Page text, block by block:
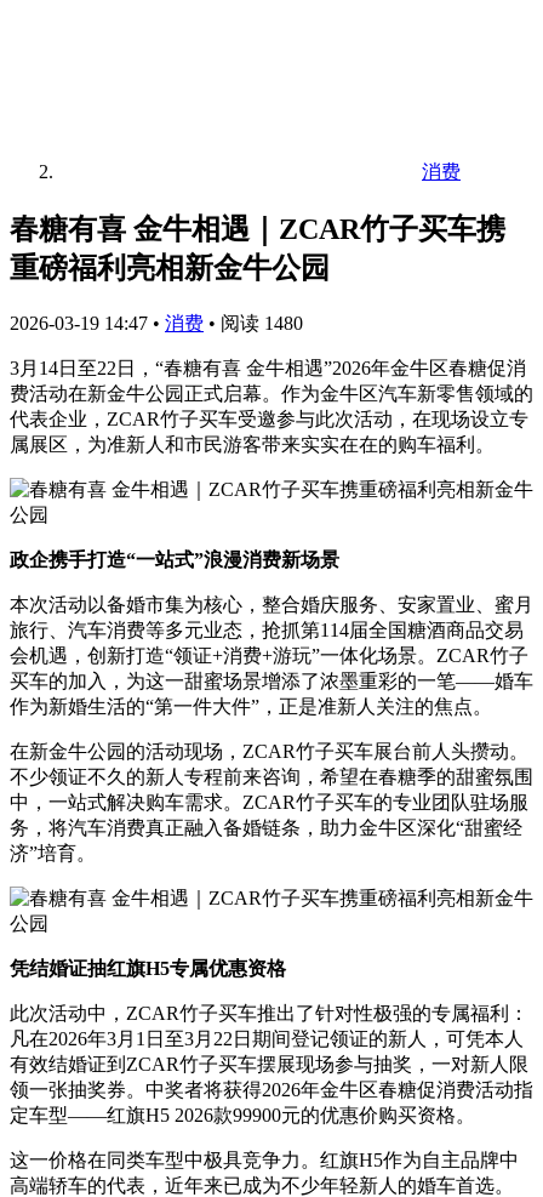
消费
春糖有喜 金牛相遇｜ZCAR竹子买车携
重磅福利亮相新金牛公园
2026-03-19 14:47 • 消费 • 阅读 1480
3月14日至22日，“春糖有喜 金牛相遇”2026年金牛区春糖促消
费活动在新金牛公园正式启幕。作为金牛区汽车新零售领域的
代表企业，ZCAR竹子买车受邀参与此次活动，在现场设立专
属展区，为准新人和市民游客带来实实在在的购车福利。
政企携手打造“一站式”浪漫消费新场景
本次活动以备婚市集为核心，整合婚庆服务、安家置业、蜜月
旅行、汽车消费等多元业态，抢抓第114届全国糖酒商品交易
会机遇，创新打造“领证+消费+游玩”一体化场景。ZCAR竹子
买车的加入，为这一甜蜜场景增添了浓墨重彩的一笔——婚车
作为新婚生活的“第一件大件”，正是准新人关注的焦点。
在新金牛公园的活动现场，ZCAR竹子买车展台前人头攒动。
不少领证不久的新人专程前来咨询，希望在春糖季的甜蜜氛围
中，一站式解决购车需求。ZCAR竹子买车的专业团队驻场服
务，将汽车消费真正融入备婚链条，助力金牛区深化“甜蜜经
济”培育。
凭结婚证抽红旗H5专属优惠资格
此次活动中，ZCAR竹子买车推出了针对性极强的专属福利：
凡在2026年3月1日至3月22日期间登记领证的新人，可凭本人
有效结婚证到ZCAR竹子买车摆展现场参与抽奖，一对新人限
领一张抽奖券。中奖者将获得2026年金牛区春糖促消费活动指
定车型——红旗H5 2026款99900元的优惠价购买资格。
这一价格在同类车型中极具竞争力。红旗H5作为自主品牌中
高端轿车的代表，近年来已成为不少年轻新人的婚车首选。